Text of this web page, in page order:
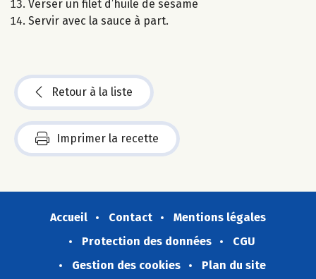
Verser un filet d’huile de sésame
Servir avec la sauce à part.
Retour à la liste
Imprimer la recette
Accueil Contact
Mentions légales
Protection des données
CGU
Gestion des cookies
Plan du site